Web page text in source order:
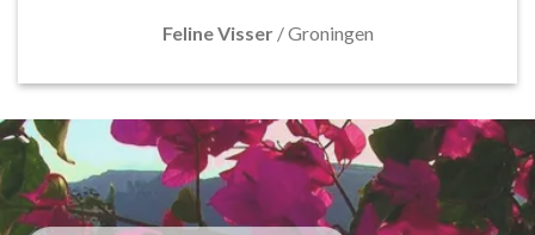
Feline Visser /Groningen